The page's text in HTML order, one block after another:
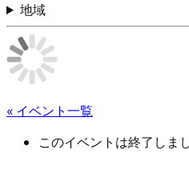
地域
« イベント一覧
このイベントは終了しまし